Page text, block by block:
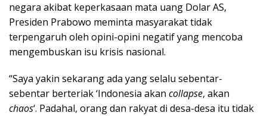
negara akibat keperkasaan mata uang Dolar AS,
Presiden Prabowo meminta masyarakat tidak
terpengaruh oleh opini-opini negatif yang mencoba
mengembuskan isu krisis nasional.
“Saya yakin sekarang ada yang selalu sebentar-
sebentar berteriak ‘Indonesia akan collapse, akan
chaos‘. Padahal, orang dan rakyat di desa-desa itu tidak